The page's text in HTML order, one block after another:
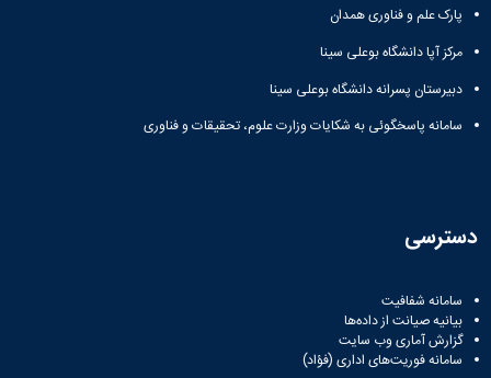
پارک علم و فناوری همدان
مرکز آپا دانشگاه بوعلی سینا
دبیرستان پسرانه دانشگاه بوعلی سینا
سامانه پاسخگوئی به شکایات وزارت علوم، تحقیقات و فناوری
دسترسی
سامانه شفافیت
بیانیه صیانت از داده‌ها
گزارش آماری وب‌ سایت
سامانه فوریت‌های اداری (فؤاد)